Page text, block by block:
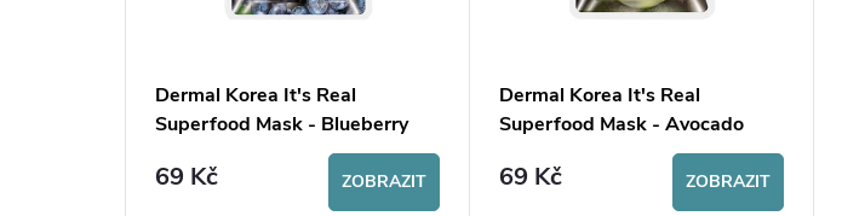
Dermal Korea It's Real
Superfood Mask - Blueberry
69 Kč ZOBRAZIT
Dermal Korea It's Real
Superfood Mask - Avocado
69 Kč ZOBRAZIT